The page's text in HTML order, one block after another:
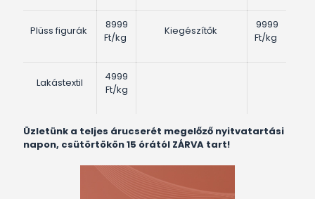
Plüss figurák
8999
Ft/kg
Kiegészítők
9999
Ft/kg
Lakástextil
4999
Ft/kg
Üzletünk a teljes árucserét megelőző nyitvatartási
napon, csütörtökön 15 órától ZÁRVA tart!